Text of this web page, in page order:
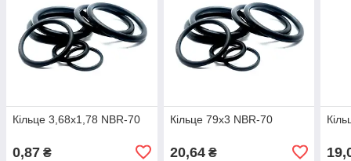
Кільце 3,68х1,78 NBR-70
0,87 ₴
Кільце 79х3 NBR-70
20,64₴